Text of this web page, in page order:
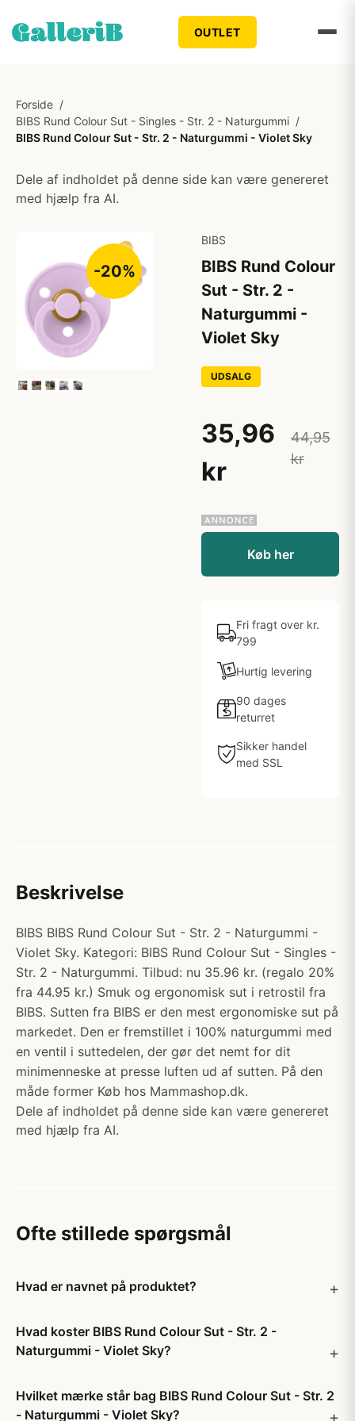
OUTLET
Forside /
BIBS Rund Colour Sut - Singles - Str. 2 - Naturgummi /
BIBS Rund Colour Sut - Str. 2 - Naturgummi - Violet Sky
Dele af indholdet på denne side kan være genereret
med hjælp fra AI.
-20%
BIBS
BIBS Rund Colour
Sut - Str. 2 -
Naturgummi -
Violet Sky
UDSALG
35,96
kr
44,95
kr
Køb her
Fri fragt over kr.
799
Hurtig levering
90 dages
returret
Sikker handel
med SSL
Beskrivelse
BIBS BIBS Rund Colour Sut - Str. 2 - Naturgummi -
Violet Sky. Kategori: BIBS Rund Colour Sut - Singles -
Str. 2 - Naturgummi. Tilbud: nu 35.96 kr. (regalo 20%
fra 44.95 kr.) Smuk og ergonomisk sut i retrostil fra
BIBS. Sutten fra BIBS er den mest ergonomiske sut på
markedet. Den er fremstillet i 100% naturgummi med
en ventil i suttedelen, der gør det nemt for dit
minimenneske at presse luften ud af sutten. På den
måde former Køb hos Mammashop.dk.
Dele af indholdet på denne side kan være genereret
med hjælp fra AI.
Ofte stillede spørgsmål
Hvad er navnet på produktet?
Hvad koster BIBS Rund Colour Sut - Str. 2 -
Naturgummi - Violet Sky?
Hvilket mærke står bag BIBS Rund Colour Sut - Str. 2
- Naturgummi - Violet Sky?